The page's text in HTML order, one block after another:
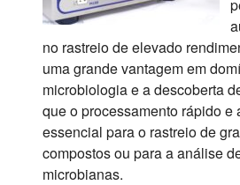
no rastreio de elevado
uma grande vantagem em
microbiologia e a descoberta
que o processamento rápido e
essencial para o rastreio de
compostos ou para a análise
microbianas.